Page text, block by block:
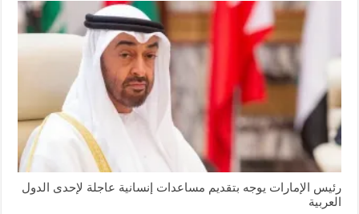
رئيس الإمارات يوجه بتقديم مساعدات إنسانية عاجلة لإحدى الدول
العربية